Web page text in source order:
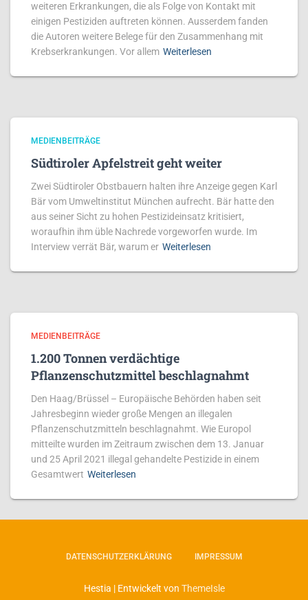
weiteren Erkrankungen, die als Folge von Kontakt mit
einigen Pestiziden auftreten können. Ausserdem fanden
die Autoren weitere Belege für den Zusammenhang mit
Krebserkrankungen. Vor allem Weiterlesen
MEDIENBEITRÄGE
Südtiroler Apfelstreit geht weiter
Zwei Südtiroler Obstbauern halten ihre Anzeige gegen Karl
Bär vom Umweltinstitut München aufrecht. Bär hatte den
aus seiner Sicht zu hohen Pestizideinsatz kritisiert,
woraufhin ihm üble Nachrede vorgeworfen wurde. Im
Interview verrät Bär, warum er Weiterlesen
MEDIENBEITRÄGE
1.200 Tonnen verdächtige
Pflanzenschutzmittel beschlagnahmt
Den Haag/Brüssel – Europäische Behörden haben seit
Jahresbeginn wieder große Mengen an illegalen
Pflanzenschutzmitteln beschlagnahmt. Wie Europol
mitteilte wurden im Zeitraum zwischen dem 13. Januar
und 25 April 2021 illegal gehandelte Pestizide in einem
Gesamtwert Weiterlesen
DATENSCHUTZERKLÄRUNG IMPRESSUM
Hestia | Entwickelt von ThemeIsle